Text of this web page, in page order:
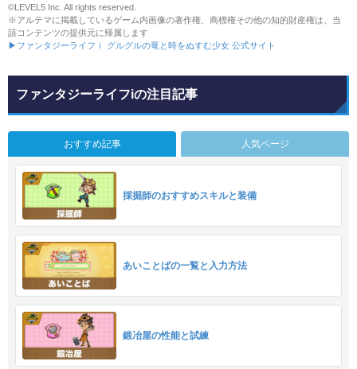
©LEVEL5 Inc. All rights reserved.
※アルテマに掲載しているゲーム内画像の著作権、商標権その他の知的財産権は、当
該コンテンツの提供元に帰属します
▶ファンタジーライフｉ グルグルの竜と時をぬすむ少女 公式サイト
ファンタジーライフiの注目記事
おすすめ記事 人気ページ
採掘師のおすすめスキルと装備
あいことばの一覧と入力方法
鍛冶屋の性能と試練